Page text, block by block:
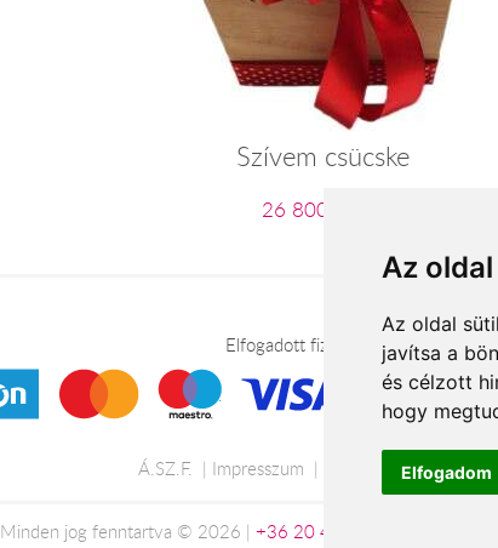
Az
Az oldal
javítsa a
és célzott
hogy
Elfogadom
Szívem csücske
26 800 Ft-tól
Elfogadott fizetési módok
Á.SZ.F. Impresszum Adatkezelési tájékoztató
Minden jog fenntartva © 2026 | +36 20 488-8362